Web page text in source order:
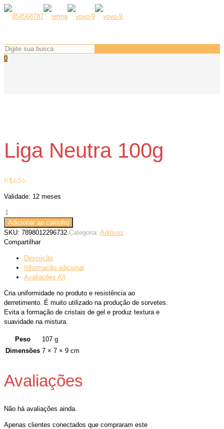
0
Liga Neutra 100g
R$6,56
Validade: 12 meses
Adicionar ao carrinho
SKU: 7898012296732 Categoria: Aditivos
Compartilhar
Descrição
Informação adicional
Avaliações (0)
Cria uniformidade no produto e resistência ao
derretimento. É muito utilizado na produção de sorvetes.
Evita a formação de cristais de gel e produz textura e
suavidade na mistura.
Peso
107 g
Dimensões 7 × 7 × 9 cm
Avaliações
Não há avaliações ainda.
Apenas clientes conectados que compraram este